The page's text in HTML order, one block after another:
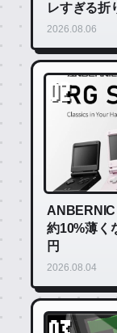
レすぎる折
2026.08.06
02
ANBERNIC
約10%薄く
円
2026.08.04